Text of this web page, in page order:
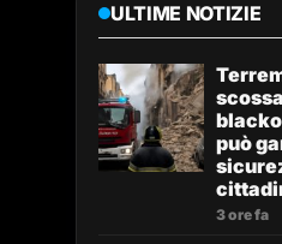
ULTIME NOTIZIE
può
3 ore fa